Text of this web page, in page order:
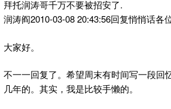
拜托润涛哥千万不要被招安了.
润涛阎2010-03-08 20:43:56回复悄悄话各
大家好。
不一一回复了。希望周末有时间写一段回
几年的。其实，我是比较手懒的。